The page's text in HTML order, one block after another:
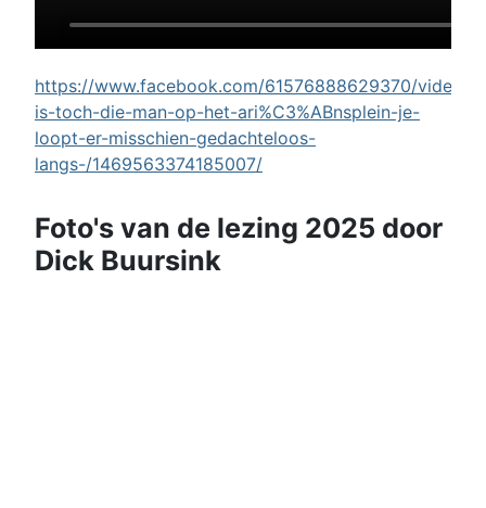
https://www.facebook.com/61576888629370/videos/
is-toch-die-man-op-het-ari%C3%ABnsplein-je-
loopt-er-misschien-gedachteloos-
langs-/1469563374185007/
Foto's van de lezing 2025 door
Dick Buursink